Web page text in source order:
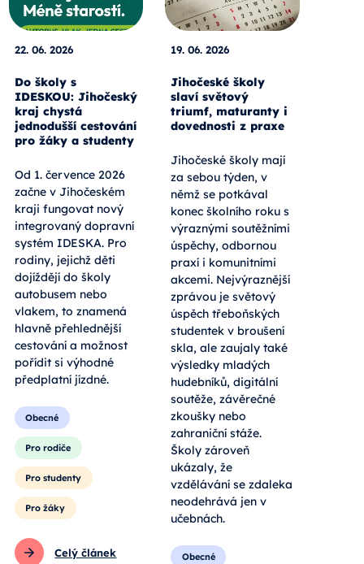
22. 06. 2026
Do školy s
IDESKOU: Jihočeský
kraj chystá
jednodušší cestování
pro žáky a studenty
Od 1. července 2026
začne v Jihočeském
kraji fungovat nový
integrovaný dopravní
systém IDESKA. Pro
rodiny, jejichž děti
dojíždějí do školy
autobusem nebo
vlakem, to znamená
hlavně přehlednější
cestování a možnost
pořídit si výhodné
předplatní jízdné.
Obecné
Pro rodiče
Pro studenty
Pro žáky
Celý článek
19. 06. 2026
Jihočeské školy
slaví světový
triumf, maturanty i
dovednosti z praxe
Jihočeské školy mají
za sebou týden, v
němž se potkával
konec školního roku s
výraznými soutěžními
úspěchy, odbornou
praxí i komunitními
akcemi. Nejvýraznější
zprávou je světový
úspěch třeboňských
studentek v broušení
skla, ale zaujaly také
výsledky mladých
hudebníků, digitální
soutěže, závěrečné
zkoušky nebo
zahraniční stáže.
Školy zároveň
ukázaly, že
vzdělávání se zdaleka
neodehrává jen v
učebnách.
Obecné